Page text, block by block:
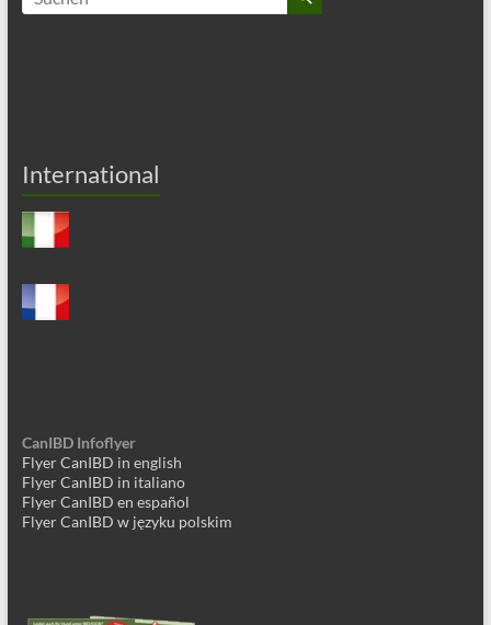
International
CanIBD Infoflyer
Flyer CanIBD in english
Flyer CanIBD in italiano
Flyer CanIBD en español
Flyer CanIBD w języku polskim